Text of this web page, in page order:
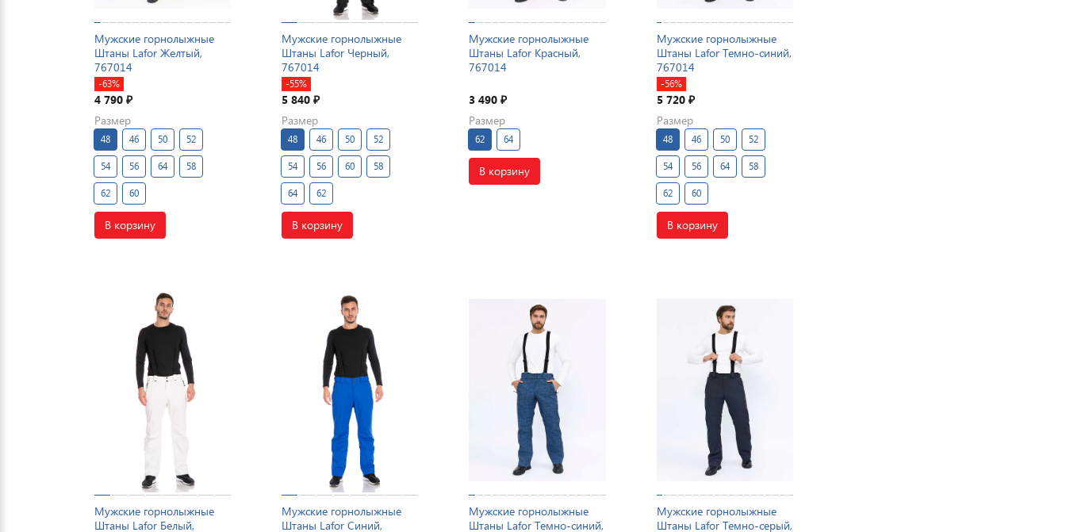
Мужские горнолыжные
Штаны Lafor Желтый,
767014
-63%
4 790 ₽
Размер
48 46 50 52
54 56 64 58
62 60
В корзину
Мужские горнолыжные
Штаны Lafor Черный,
767014
-55%
5 840₽
Размер
48 46 50 52
54 56 60 58
64 62
В корзину
Мужские горнолыжные
Штаны Lafor Красный,
767014
3 490₽
Размер
62 64
В корзину
Мужские горнолыжные
Штаны Lafor Темно-синий,
767014
-56%
5 720 ₽
Размер
48 46 50 52
54 56 64 58
62 60
В корзину
Мужские горнолыжные
Штаны Lafor Белый,
Мужские горнолыжные
Штаны Lafor Синий,
Мужские горнолыжные
Штаны Lafor Темно-синий,
Мужские горнолыжные
Штаны Lafor Темно-серый,